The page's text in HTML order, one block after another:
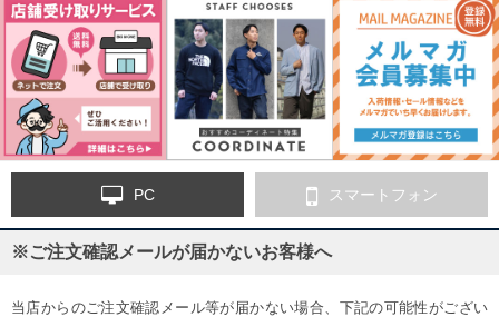
PC スマートフォン
※ご注文確認メールが届かないお客様へ
当店からのご注文確認メール等が届かない場合、下記の可能性がござい